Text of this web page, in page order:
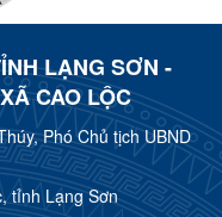
LẠNG SƠN -
CAO LỘC
Phó Chủ tịch UBND
tỉnh Lạng Sơn